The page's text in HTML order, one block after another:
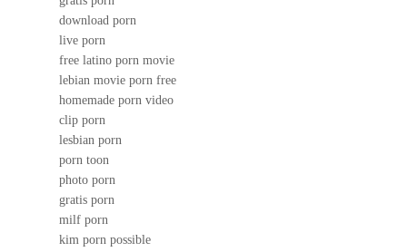
download porn
live porn
free latino porn movie
lebian movie porn free
homemade porn video
clip porn
lesbian porn
porn toon
photo porn
gratis porn
milf porn
kim porn possible